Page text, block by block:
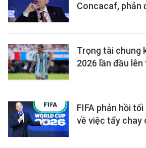
Concacaf, phản
Trọng tài chung
2026 lần đầu
FIFA phản hồi
về việc tẩy chay